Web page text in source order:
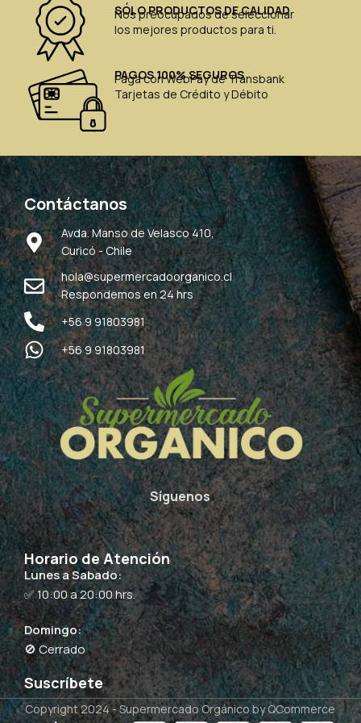
SÓLO PRODUCTOS DE CALIDAD
Nos preocupados de seleccionar
los mejores productos para ti.
PAGOS 100% SEGUROS
Paga con WebPay de Transbank
Tarjetas de Crédito y Débito
Contáctanos
Avda. Manso de Velasco 410,
Curicó - Chile
hola@supermercadoorganico.cl
Respondemos en 24 hrs
+56 9 91803981
+56 9 91803981
Síguenos
Horario de Atención
Lunes a Sabado:
✅ 10:00 a 20:00 hrs.
Domingo:
🚫 Cerrado
Suscríbete
Copyright 2024 -Supermercado Orgánico by QCommerce